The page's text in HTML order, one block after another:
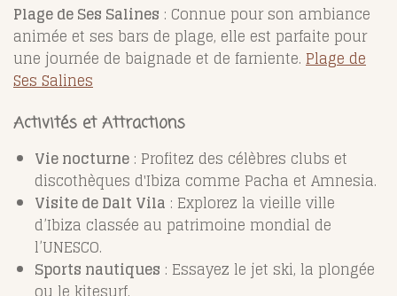
Plage de Ses Salines : Connue pour son ambiance
animée et ses bars de plage, elle est parfaite pour
une journée de baignade et de farniente. Plage de
Ses Salines
Activités et Attractions
Vie nocturne : Profitez des célèbres clubs et
discothèques d'Ibiza comme Pacha et Amnesia.
Visite de Dalt Vila : Explorez la vieille ville
d’Ibiza classée au patrimoine mondial de
l’UNESCO.
Sports nautiques : Essayez le jet ski, la plongée